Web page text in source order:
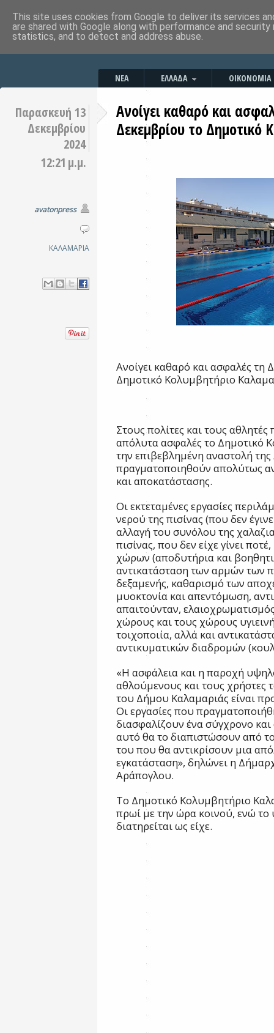
ΝΕΑ ΕΛΛΑΔΑ ΟΙΚΟΝΟΜΙΑ
Παρασκευή 13
Δεκεμβρίου
2024
12:21 μ.μ.
avatonpress
ΚΑΛΑΜΑΡΙΑ
Ανοίγει καθαρό και
Δεκεμβρίου το Δημοτικό
Ανοίγει καθαρό και ασφαλές τη
Δημοτικό Κολυμβητήριο
Στους πολίτες και τους
απόλυτα ασφαλές το Δημοτικό
την επιβεβλημένη αναστολή
πραγματοποιηθούν απολύτως
και αποκατάστασης.
Οι εκτεταμένες εργασίες
νερού της πισίνας (που δεν
αλλαγή του συνόλου της
πισίνας, που δεν είχε γίνει
χώρων (αποδυτήρια και
αντικατάσταση των αρμών των
δεξαμενής, καθαρισμό των
μυοκτονία και απεντόμωση,
απαιτούνταν,
χώρους και τους χώρους
τοιχοποιία, αλλά και
αντικυματικών διαδρομών
«Η ασφάλεια και η παροχή
αθλούμενους και τους χρήστες
του Δήμου Καλαμαριάς είναι
Οι εργασίες που
διασφαλίζουν ένα σύγχρονο
αυτό θα το διαπιστώσουν από
του που θα αντικρίσουν μια
εγκατάσταση», δηλώνει η
Αράπογλου.
Το Δημοτικό Κολυμβητήριο
πρωί με την ώρα κοινού, ενώ
διατηρείται ως είχε.
This site uses cookies from Google to deliver its services
are shared with Google along with performance and
statistics, and to detect and address abuse.